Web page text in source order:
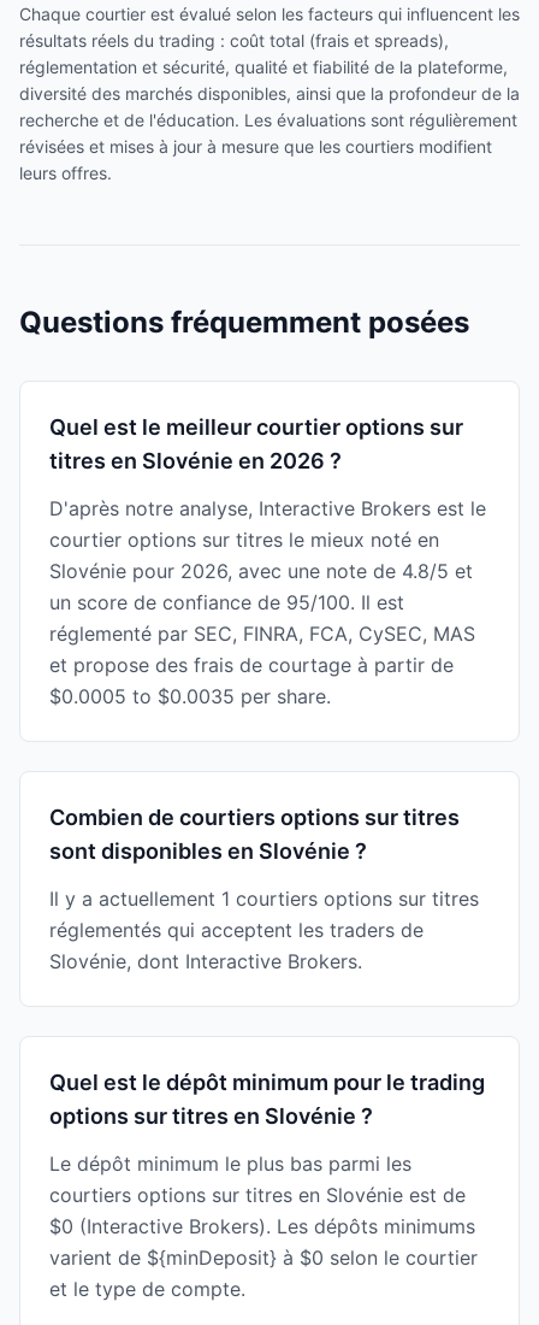
Chaque courtier est évalué selon les facteurs qui influencent les
résultats réels du trading : coût total (frais et spreads),
réglementation et sécurité, qualité et fiabilité de la plateforme,
diversité des marchés disponibles, ainsi que la profondeur de la
recherche et de l'éducation. Les évaluations sont régulièrement
révisées et mises à jour à mesure que les courtiers modifient
leurs offres.
Questions fréquemment posées
Quel est le meilleur courtier options sur
titres en Slovénie en 2026 ?
D'après notre analyse, Interactive Brokers est le
courtier options sur titres le mieux noté en
Slovénie pour 2026, avec une note de 4.8/5 et
un score de confiance de 95/100. Il est
réglementé par SEC, FINRA, FCA, CySEC, MAS
et propose des frais de courtage à partir de
$0.0005 to $0.0035 per share.
Combien de courtiers options sur titres
sont disponibles en Slovénie ?
Il y a actuellement 1 courtiers options sur titres
réglementés qui acceptent les traders de
Slovénie, dont Interactive Brokers.
Quel est le dépôt minimum pour le trading
options sur titres en Slovénie ?
Le dépôt minimum le plus bas parmi les
courtiers options sur titres en Slovénie est de
$0 (Interactive Brokers). Les dépôts minimums
varient de ${minDeposit} à $0 selon le courtier
et le type de compte.